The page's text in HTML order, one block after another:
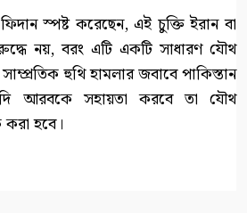
ফিদান স্পষ্ট করেছেন, এই চুক্তি ইরান বা
নয়, বরং এটি একটি সাধারণ যৌথ
হুথি হামলার জবাবে পাকিস্তান
আরবকে সহায়তা করবে তা যৌথ
হবে।